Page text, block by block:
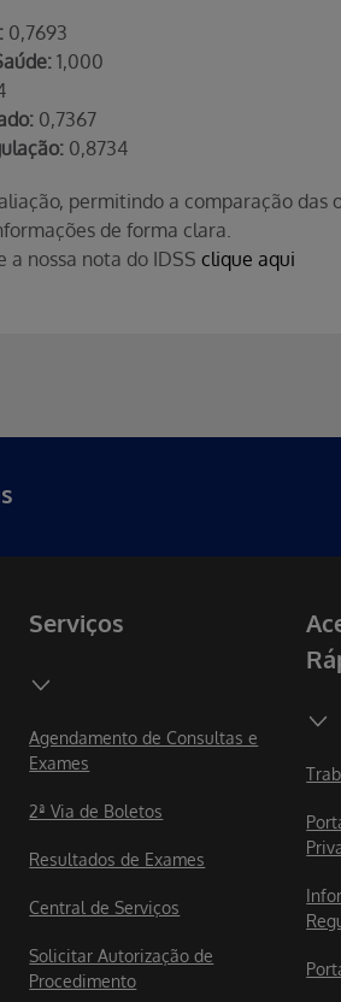
0,7693
1,000
0,7367
0,8734
permitindo a comparação das
de forma clara.
a nossa nota do IDSS clique aqui
Serviços
Agendamento de Consultas e
Exames
2ª Via de Boletos
Resultados de Exames
Central de Serviços
Solicitar Autorização de
Procedimento